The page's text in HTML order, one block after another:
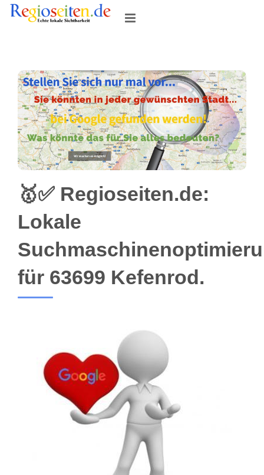
Skip
🥇✅ Regioseiten.de:
Lokale
für 63699 Kefenrod.